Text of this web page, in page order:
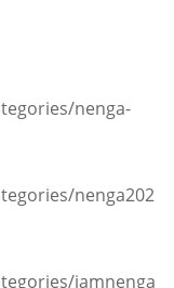
nenga-
nenga202
jamnenga